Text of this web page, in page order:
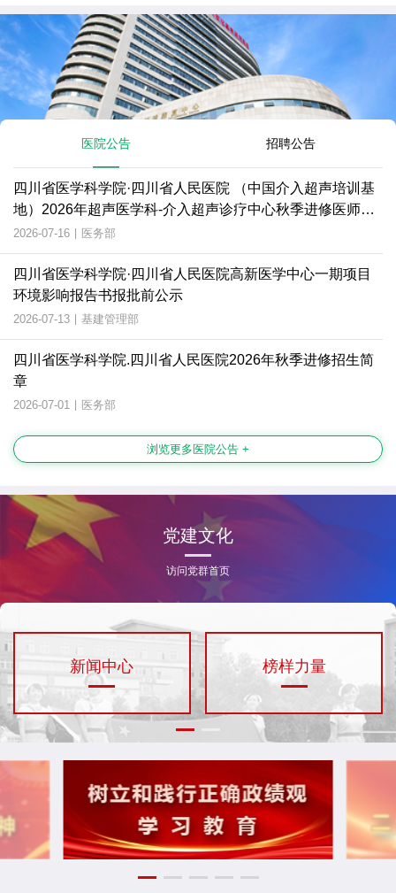
医院公告 招聘公告
四川省医学科学院·四川省人民医院 （中国介入超声培训基
地）2026年超声医学科-介入超声诊疗中心秋季进修医师招
生简章
2026-07-16 | 医务部
四川省医学科学院·四川省人民医院高新医学中心一期项目
环境影响报告书报批前公示
2026-07-13 | 基建管理部
四川省医学科学院.四川省人民医院2026年秋季进修招生简
章
2026-07-01 | 医务部
浏览更多医院公告 +
党建文化
访问党群首页
新闻中心 榜样力量